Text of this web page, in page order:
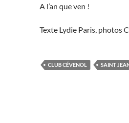
A l’an que ven !
Texte Lydie Paris, photos
CLUB CÉVENOL SAINT